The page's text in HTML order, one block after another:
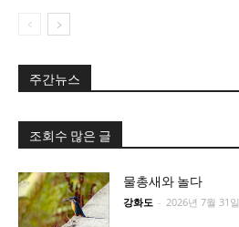
주간뉴스
조회수 많은 글
물총새와 놀다
강화도 - 2026년 7월 31일